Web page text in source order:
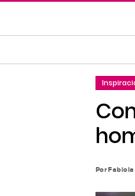
contenido
Por